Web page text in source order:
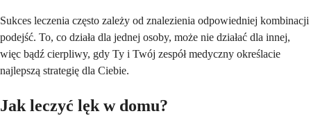
Sukces leczenia często zależy od znalezienia odpowiedniej kombinacji
podejść. To, co działa dla jednej osoby, może nie działać dla innej,
więc bądź cierpliwy, gdy Ty i Twój zespół medyczny określacie
najlepszą strategię dla Ciebie.
Jak leczyć lęk w domu?